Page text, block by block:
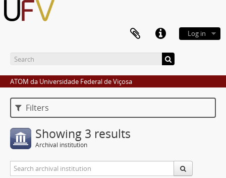
Log in
ATOM da Universidade Federal de Viçosa
Filters
Showing 3 results
Archival institution